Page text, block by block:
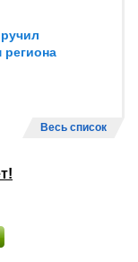
региона
Весь список